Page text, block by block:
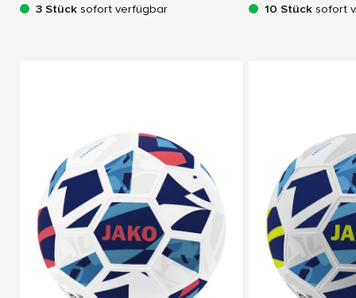
3 Stück sofort verfügbar 10 Stück sofort